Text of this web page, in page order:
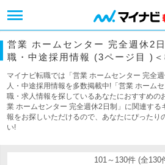
営業 ホームセンター 完全週休2
職・中途採用情報 (3ページ目 )
マイナビ転職では「営業 ホームセンター 完全
人・中途採用情報を多数掲載中!「営業 ホーム
職・求人情報を探しているあなたにおすすめの
業 ホームセンター 完全週休2日制」に関連す
報をお探しいただけるので、あなたにぴったり
い!
101～130件 (全130